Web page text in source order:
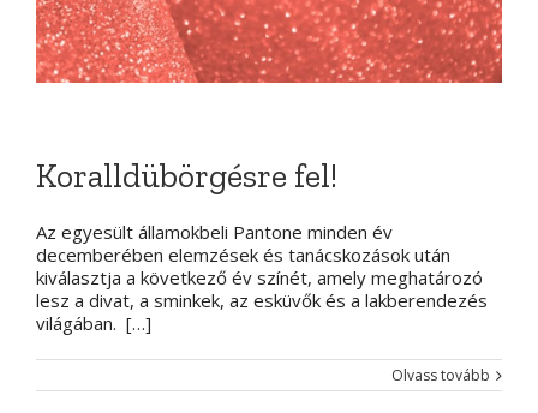
Koralldübörgésre fel!
Az egyesült államokbeli Pantone minden év
decemberében elemzések és tanácskozások után
kiválasztja a következő év színét, amely meghatározó
lesz a divat, a sminkek, az esküvők és a lakberendezés
világában. […]
Olvass tovább